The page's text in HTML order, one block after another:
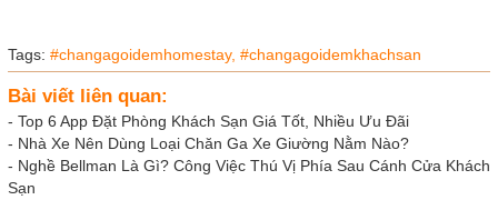
Tags: #changagoidemhomestay, #changagoidemkhachsan
Bài viết liên quan:
- Top 6 App Đặt Phòng Khách Sạn Giá Tốt, Nhiều Ưu Đãi
- Nhà Xe Nên Dùng Loại Chăn Ga Xe Giường Nằm Nào?
- Nghề Bellman Là Gì? Công Việc Thú Vị Phía Sau Cánh Cửa Khách
Sạn